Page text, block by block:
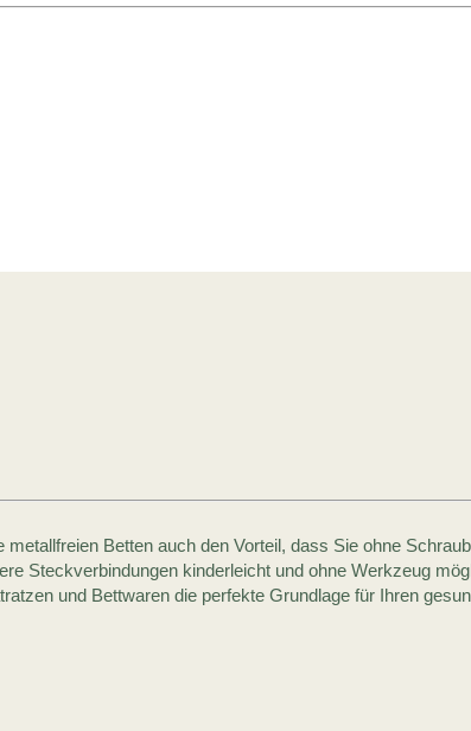
Betten auch den Vorteil, dass Sie ohne
Steckverbindungen kinderleicht und ohne Werkzeug
und Bettwaren die perfekte Grundlage für Ihren